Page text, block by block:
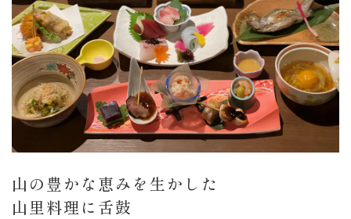
山の豊かな恵みを生かした
山里料理に舌鼓